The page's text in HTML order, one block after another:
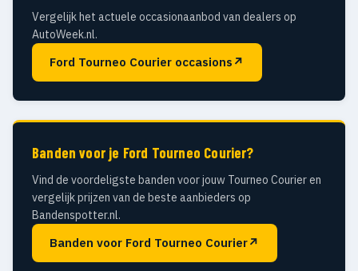
Vergelijk het actuele occasionaanbod van dealers op
AutoWeek.nl.
Ford Tourneo Courier occasions ↗
Banden voor je Ford Tourneo Courier?
Vind de voordeligste banden voor jouw Tourneo Courier en
vergelijk prijzen van de beste aanbieders op
Bandenspotter.nl.
Banden voor Ford Tourneo Courier↗